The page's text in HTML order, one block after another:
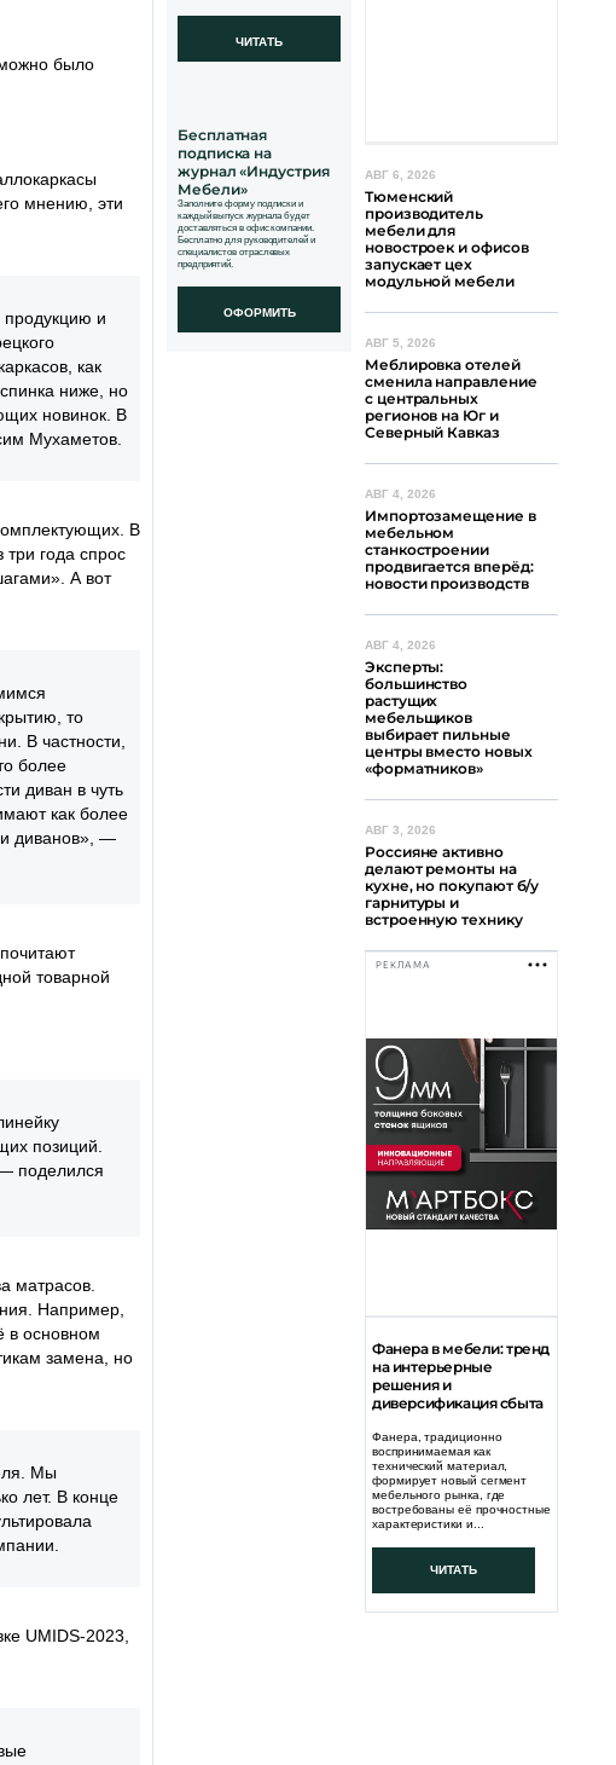
было
мнению, эти
и
как
ниже, но
новинок. В
Мухаметов.
В
года спрос
А вот
то
В частности,
более
диван в чуть
как более
и диванов», —
товарной
позиций.
поделился
матрасов.
Например,
в основном
замена, но
Мы
лет. В конце
UMIDS-2023,
ЧИТАТЬ
Бесплатная
подписка на
журнал «Индустрия
Мебели»
Заполните форму подписки и
каждый выпуск журнала будет
доставляться в офис компании.
Бесплатно для руководителей и
специалистов отраслевых
предприятий.
ОФОРМИТЬ
АВГ 6, 2026
Тюменский
производитель
мебели для
новостроек и офисов
запускает цех
модульной мебели
АВГ 5, 2026
Меблировка отелей
сменила направление
с центральных
регионов на Юг и
Северный Кавказ
АВГ 4, 2026
Импортозамещение в
мебельном
станкостроении
продвигается вперёд:
новости производств
АВГ 4, 2026
Эксперты:
большинство
растущих
мебельщиков
выбирает пильные
центры вместо новых
«форматников»
АВГ 3, 2026
Россияне активно
делают ремонты на
кухне, но покупают б/у
гарнитуры и
встроенную технику
РЕКЛАМА
Фанера в мебели: тренд
на интерьерные
решения и
диверсификация сбыта
Фанера, традиционно
воспринимаемая как
технический материал,
формирует новый сегмент
мебельного рынка, где
востребованы её прочностные
характеристики и...
ЧИТАТЬ